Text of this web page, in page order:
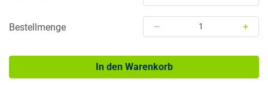
Bestellmenge –
+
In den Warenkorb